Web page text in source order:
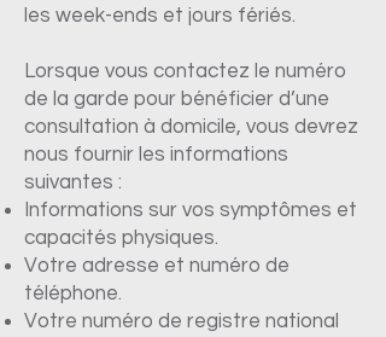
les week-ends et jours fériés.
Lorsque vous contactez le numéro
de la garde pour bénéficier d’une
consultation à domicile, vous devrez
nous fournir les informations
suivantes :
Informations sur vos symptômes et
capacités physiques.
Votre adresse et numéro de
téléphone.
Votre numéro de registre national